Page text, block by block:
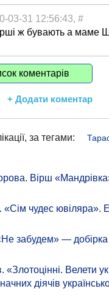
03-31 12:56:43, #
ж бувають а маме
коментарів
+ Додати коментар
за тегами:
Вірш
«Сім чудес ювіляра».
забудем» — добірка
«Злотоцінні. Велети
діячів